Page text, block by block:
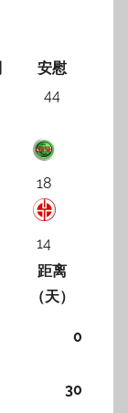
安慰
44
18
14
距离
（天）
0
30